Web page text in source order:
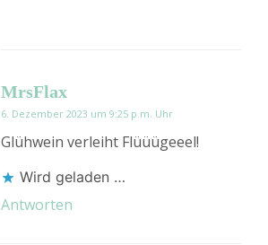
MrsFlax
6. Dezember 2023 um 9:25 p.m. Uhr
Glühwein verleiht Flüüügeeel!
Wird geladen …
Antworten